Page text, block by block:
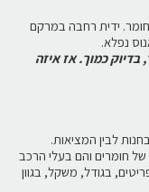
ידית רחבה במרקם
נפלא.
בדיוק כמוך. אז איזה
לבין המציאות.
של חומרים והם בעלי הרכב
בגודל, משקל, בגוון